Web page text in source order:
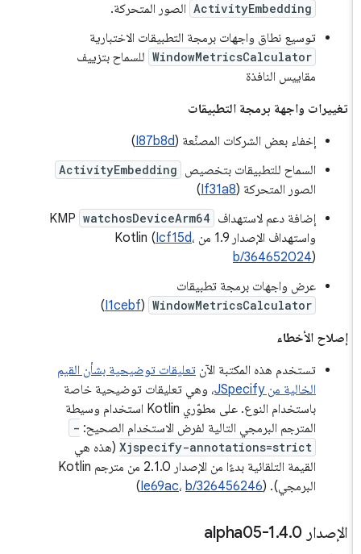
ActivityEmbedding الصور المتحركة.
توسيع نطاق واجهات برمجة التطبيقات الاختبارية
WindowMetricsCalculator للسماح بتزييف
مقاييس النافذة
تغييرات واجهة برمجة التطبيقات
إخفاء بعض الشركات المصنِّعة (I87b8d
)
السماح للتطبيقات بتخصيص ActivityEmbedding
الصور المتحركة (If31a8
)
إضافة دعم لاستهداف watchosDeviceArm64
KMP
واستهداف الإصدار 1.9 من Kotlin (
Icf15d،
b/364652024
عرض واجهات برمجة تطبيقات
WindowMetricsCalculator
(
I1cebf
)
إصلاح الأخطاء
تستخدم هذه المكتبة الآنتعليقات توضيحية بشأن القيم
الخالية من JSpecify
، وهي تعليقات توضيحية خاصة
باستخدام النوع. على مطوّري Kotlin استخدام وسيطة
المترجم البرمجي التالية لفرض الاستخدام الصحيح:-
Xjspecify-annotations=strict(هذه هي
القيمة التلقائية بدءًا من الإصدار 2.1.0 من مترجم Kotlin
البرمجي). (
Ie69ac،b/326456246
)
الإصدار 1 .4.0-alpha05